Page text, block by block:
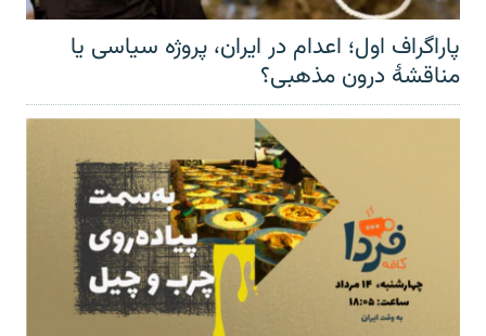
پاراگراف اول؛ اعدام در ایران، پروژه سیاسی یا
مناقشهٔ درون مذهبی؟